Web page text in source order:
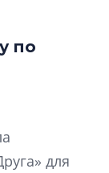
по
для